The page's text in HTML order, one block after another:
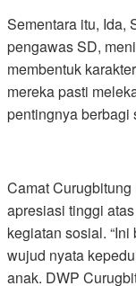
Sementara itu, Ida,
pengawas SD,
membentuk
mereka pasti
pentingnya berbagi
Camat
apresiasi tinggi
kegiatan sosial.
wujud nyata
anak. DWP